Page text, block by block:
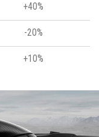
+40%
-20%
+10%